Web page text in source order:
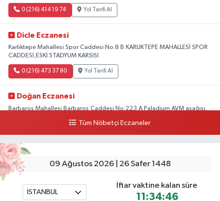
0 (216) 414 19 74 Yol Tarifi Al
Dicle Eczanesi
Karlıktepe Mahallesi Spor Caddesi No:8 B KARLIKTEPE MAHALLESİ SPOR
CADDESİ,ESKİ STADYUM KARŞISI
0 (216) 473 37 80 Yol Tarifi Al
Doğan Eczanesi
Barbaros Mahallesi Barbaros Caddesi No:223 A Paladium AVM aşağısı,
Mali Eczanesi
Merkez Mahallesi Tüloğlu Sokak No:4 A REŞİTPAŞACADDESİ QNB BANK
0 (532) 711 72 17
Tüm Nöbetçi Eczaneler
09 Ağustos 2026 | 26 Safer 1448
İSTANBUL
İftar vaktine kalan süre
11:34:46